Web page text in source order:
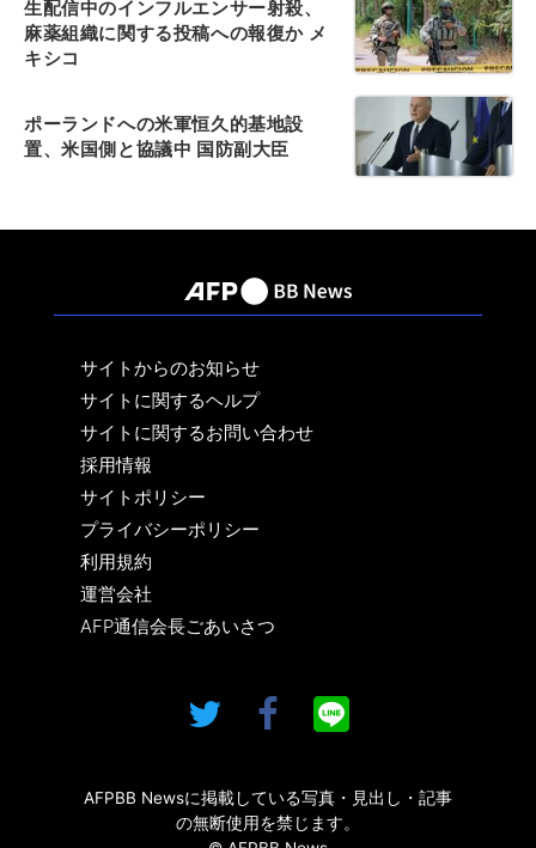
生配信中のインフルエンサー射殺、
麻薬組織に関する投稿への報復か メ
キシコ
ポーランドへの米軍恒久的基地設
置、米国側と協議中 国防副大臣
サイトからのお知らせ
サイトに関するヘルプ
サイトに関するお問い合わせ
採用情報
サイトポリシー
プライバシーポリシー
利用規約
運営会社
AFP通信会長ごあいさつ
AFPBB Newsに掲載している写真・見出し・記事
の無断使用を禁じます。